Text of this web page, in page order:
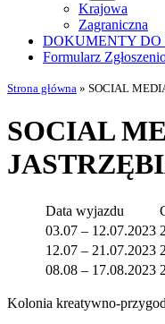
Krajowa
Zagraniczna
DOKUMENTY DO
Formularz
Strona główna » SOCIAL
SOCIAL
Data wyjazdu
03.07 – 12.07.2023
12.07 – 21.07.2023
08.08 – 17.08.2023
Kolonia kreatywno-